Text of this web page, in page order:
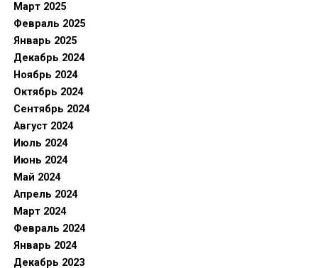
Март 2025
Февраль 2025
Январь 2025
Декабрь 2024
Ноябрь 2024
Октябрь 2024
Сентябрь 2024
Август 2024
Июль 2024
Июнь 2024
Май 2024
Апрель 2024
Март 2024
Февраль 2024
Январь 2024
Декабрь 2023